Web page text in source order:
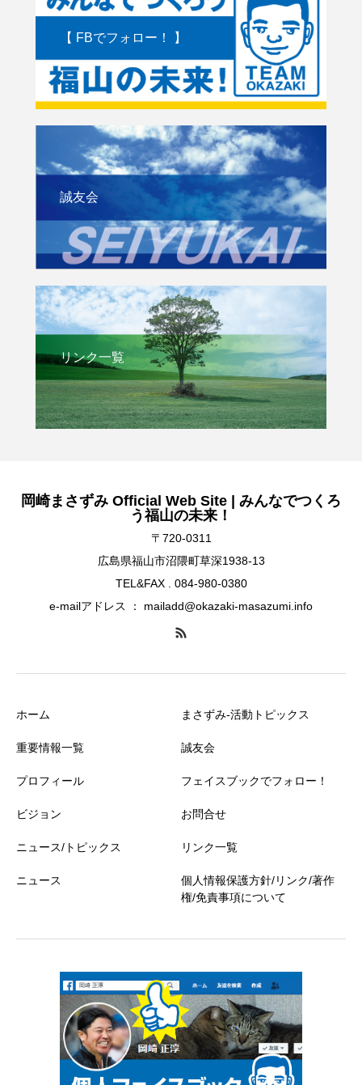
【 FBでフォロー！ 】
誠友会
リンク一覧
岡崎まさずみ Official Web Site | みんなでつくろ
う福山の未来！
〒720-0311
広島県福山市沼隈町草深1938-13
TEL&FAX . 084-980-0380
e-mailアドレス ： mailadd@okazaki-masazumi.info
ホーム
重要情報一覧
プロフィール
ビジョン
ニュース/トピックス
ニュース
まさずみ-活動トピックス
誠友会
フェイスブックでフォロー！
お問合せ
リンク一覧
個人情報保護方針/リンク/著作
権/免責事項について